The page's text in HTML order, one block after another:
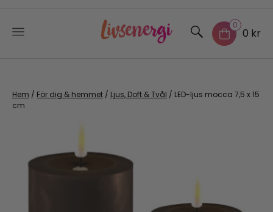
content
0
0 kr
Hem / För dig & hemmet / Ljus, Doft & Tvål / LED-ljus mocca 7,5 x 15
cm